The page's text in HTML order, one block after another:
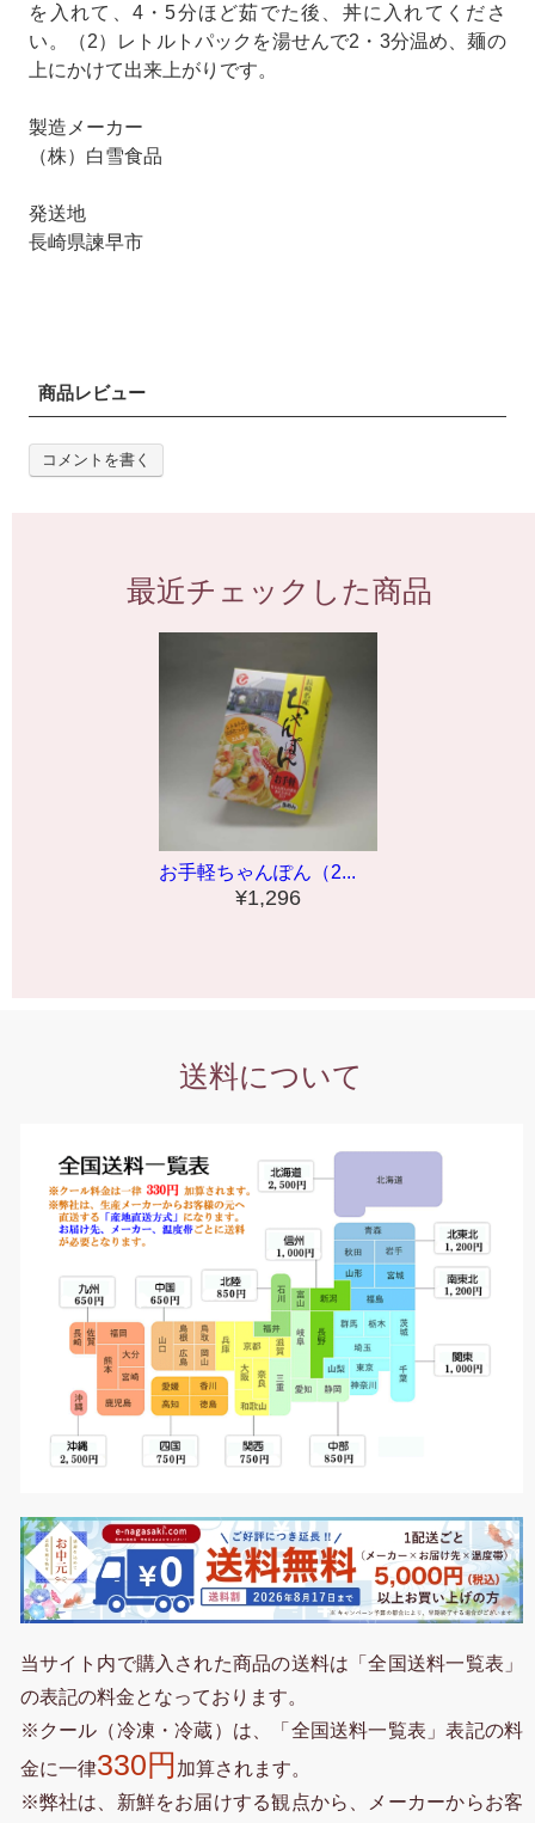
を入れて、4・5分ほど茹でた後、丼に入れてくださ
い。（2）レトルトパックを湯せんで2・3分温め、麺の
上にかけて出来上がりです。
製造メーカー
（株）白雪食品
発送地
長崎県諫早市
商品レビュー
コメントを書く
最近チェックした商品
お手軽ちゃんぽん（2...
¥1,296
送料について
当サイト内で購入された商品の送料は「全国送料一覧表」
の表記の料金となっております。
※クール（冷凍・冷蔵）は、「全国送料一覧表」表記の料
金に一律330円 加算されます。
※弊社は、新鮮をお届けする観点から、メーカーからお客